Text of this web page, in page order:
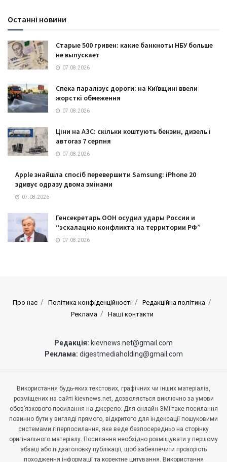
Останні новини
Старые 500 гривен: какие банкноты НБУ больше
не выпускает
07.08.2026
Спека паралізує дороги: на Київщині ввели
жорсткі обмеження
07.08.2026
Ціни на АЗС: скільки коштують бензин, дизель і
автогаз 7 серпня
07.08.2026
Apple знайшла спосіб перевершити Samsung: iPhone 20
здивує одразу двома змінами
07.08.2026
Генсекретарь ООН осудил удары России и
“эскалацию конфликта на территории РФ”
07.08.2026
Про нас Політика конфіденційності
Редакційна політика
Реклама
Наші контакти
Редакція: kievnews.net@gmail.com
Реклама: digestmediaholding@gmail.com
Використання будь-яких текстових, графічних чи інших матеріалів,
розміщених на сайті kievnews.net, дозволяється виключно за умови
обов’язкового посилання на джерело. Для онлайн-ЗМІ таке посилання
повинно бути у вигляді прямого, відкритого для індексації пошуковими
системами гіперпосилання, яке веде безпосередньо на сторінку
оригінального матеріалу. Посилання необхідно розміщувати у першому
абзаці або підзаголовку публікації, щоб забезпечити прозорість
походження інформації та коректне цитування. Використання